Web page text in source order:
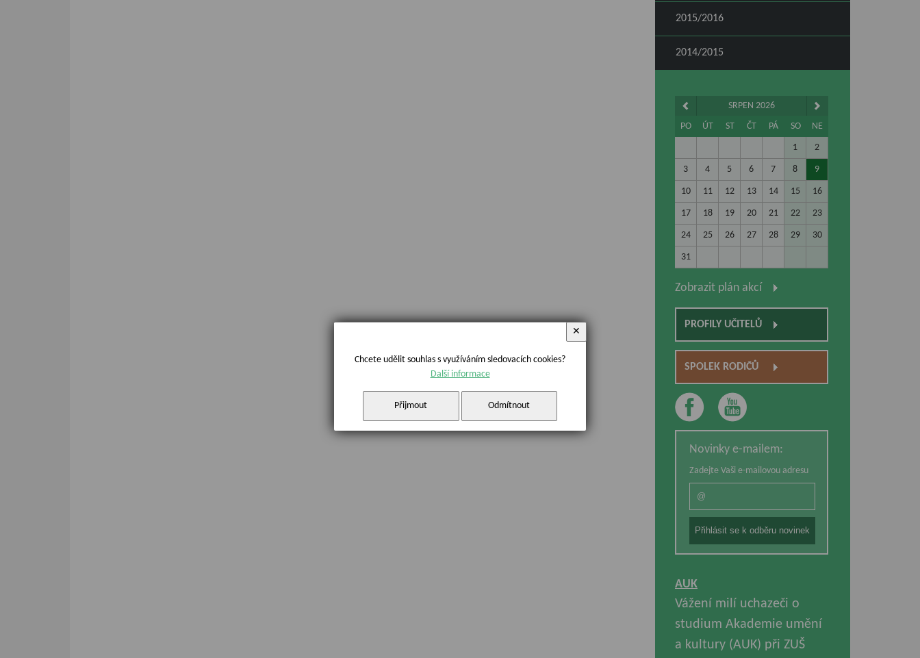
2015/2016
2014/2015
SRPEN 2026
PO
ÚT ST ČT PÁ SO NE
1 2
3 4 5 6 7 8 9
10 11 12 13 14 15 16
17 18 19 20 21 22 23
24 25 26 27 28 29 30
31
Zobrazit plán akcí
PROFILY UČITELŮ
SPOLEK RODIČŮ
Novinky e-mailem:
Zadejte Vaši e-mailovou adresu
AUK
Vážení milí uchazeči o
studium Akademie umění
a kultury (AUK) při ZUŠ
Chcete udělit souhlas s využíváním sledovacích cookies?
Další informace
Přijmout Odmítnout
✕